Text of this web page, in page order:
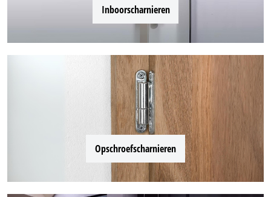
Inboorscharnieren
Opschroefscharnieren